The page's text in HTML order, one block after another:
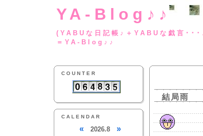
YA-Blog♪♪
(YABUな日記帳♪
＝YA-Blog♪♪
COUNTER
CALENDAR
« 2026.8 »
結局雨